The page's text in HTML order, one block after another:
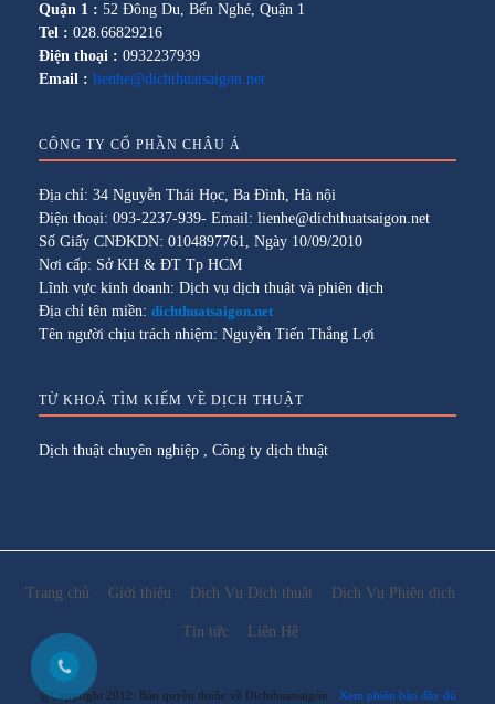
Quận 1 : 52 Đông Du, Bến Nghé, Quận 1
Tel : 028.66829216
Điện thoại : 0932237939
Email : lienhe@dichthuatsaigon.net
CÔNG TY CỔ PHẦN CHÂU Á
Địa chỉ: 34 Nguyễn Thái Học, Ba Đình, Hà nội
Điện thoại: 093-2237-939- Email: lienhe@dichthuatsaigon.net
Số Giấy CNĐKDN: 0104897761, Ngày 10/09/2010
Nơi cấp: Sở KH & ĐT Tp HCM
Lĩnh vực kinh doanh: Dịch vụ dịch thuật và phiên dịch
Địa chỉ tên miền: dichthuatsaigon.net
Tên người chịu trách nhiệm: Nguyễn Tiến Thắng Lợi
TỪ KHOÁ TÌM KIẾM VỀ DỊCH THUẬT
Dịch thuật chuyên nghiệp , Công ty dịch thuật
Trang chủ Giới thiệu Dịch Vụ Dịch thuật Dịch Vụ Phiên dịch
Tin tức Liên Hệ
@Copyright 2012. Bản quyền thuộc về Dichthuatsaigon Xem phiên bản đầy đủ